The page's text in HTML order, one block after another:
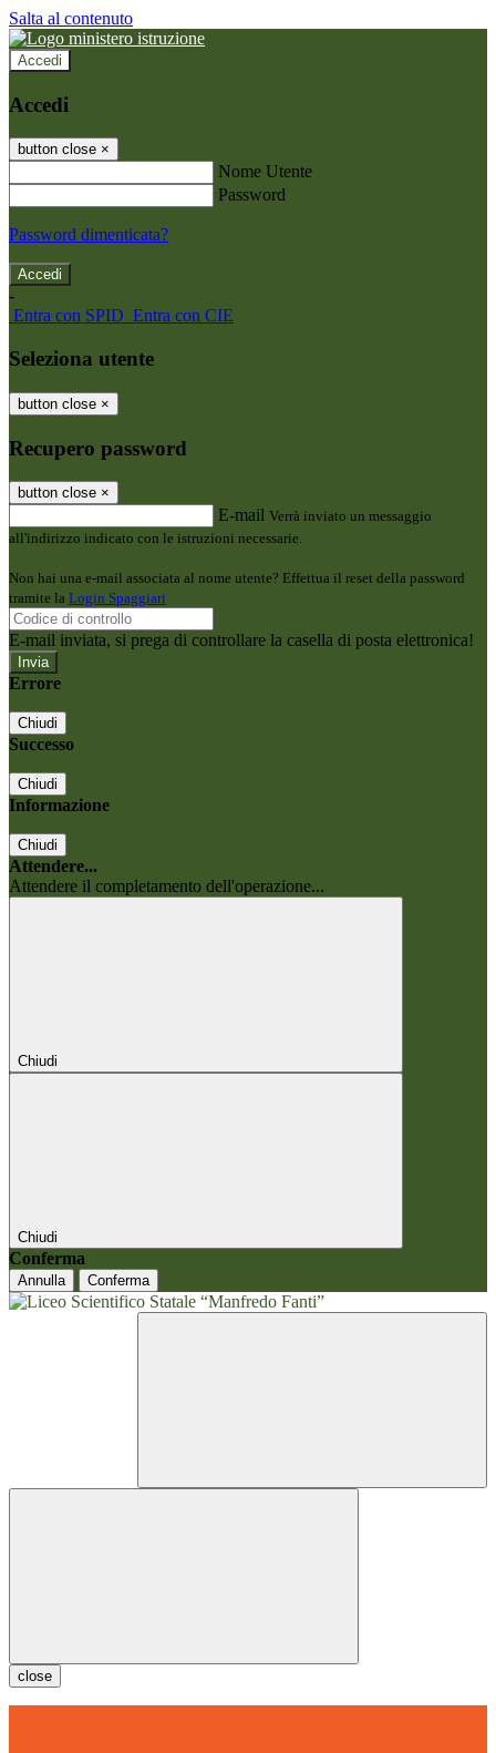
Salta al contenuto
Accedi
Accedi
button close ×
Nome Utente
Password
Password dimenticata?
-
Entra con SPID Entra con CIE
Seleziona utente
button close ×
Recupero password
button close ×
E-mail Verrà inviato un messaggio
all'indirizzo indicato con le istruzioni necessarie.
Non hai una e-mail associata al nome utente? Effettua il reset della password
tramite la Login Spaggiari
E-mail inviata, si prega di controllare la casella di posta elettronica!
Errore
Chiudi
Successo
Chiudi
Informazione
Chiudi
Attendere...
Attendere il completamento dell'operazione...
Chiudi
Chiudi
Conferma
Annulla Conferma
close